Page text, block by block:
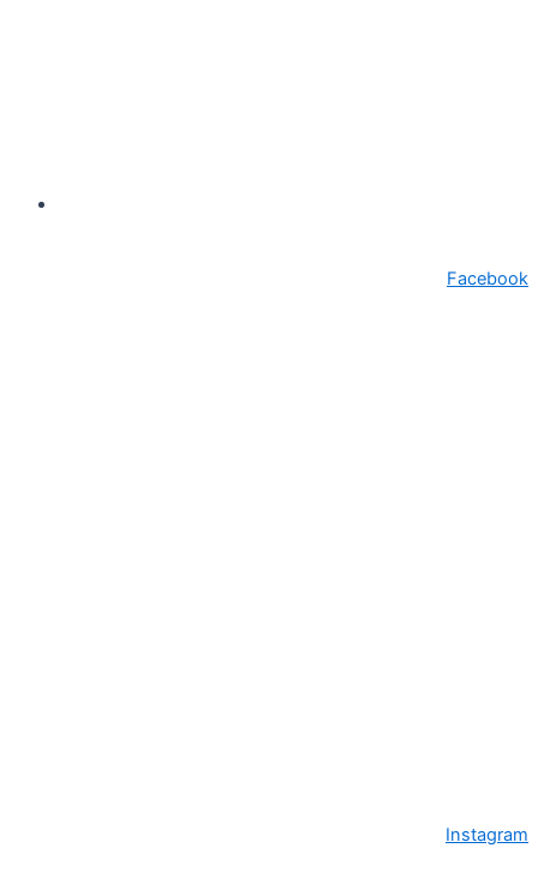
Facebook
Instagram